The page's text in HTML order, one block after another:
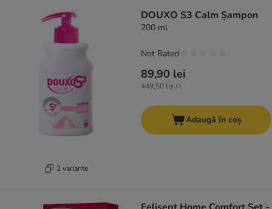
2 variante
DOUXO S3 Calm Șampon
200 ml
89,90 lei
449,50 lei / l
Not Rated
Adaugă în coș